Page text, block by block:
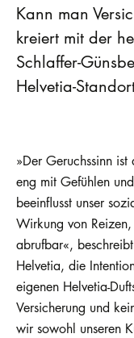
Kann man
kreiert mit der
Schlaffer-
Helvetia-
»Der Geruchssinn
eng mit Gefühlen
beeinflusst unser
Wirkung von
abrufbar«,
Helvetia, die
eigenen Helvetia-
Versicherung und
wir sowohl unseren